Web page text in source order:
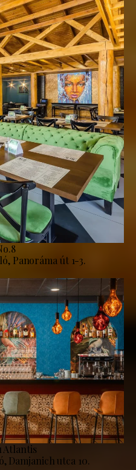
Panoráma út 1-3.
Atlantis
Damjanich utca 10.